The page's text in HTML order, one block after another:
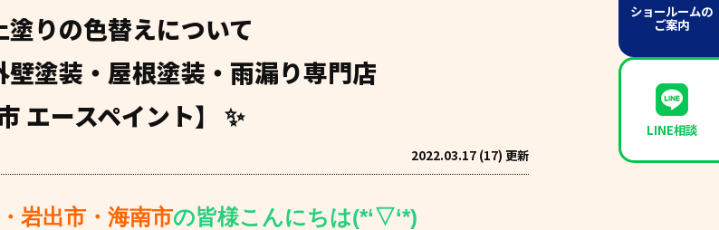
りの色替えについて
塗装・屋根塗装・雨漏り専門店
エースペイント】 ✨
2022.03.17 (17) 更新
岩出市・海南市の皆様こんにちは(*‘▽‘*)
ショールームの
ご案内
LINE相談